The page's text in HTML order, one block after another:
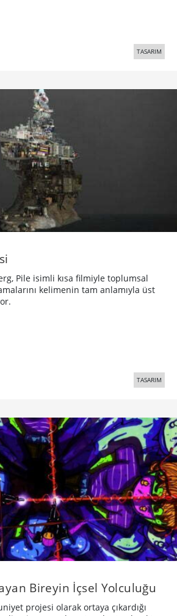
TASARIM
Pile isimli kısa filmiyle toplumsal
kelimenin tam anlamıyla üst
TASARIM
Bireyin İçsel Yolculuğu
projesi olarak ortaya çıkardığı